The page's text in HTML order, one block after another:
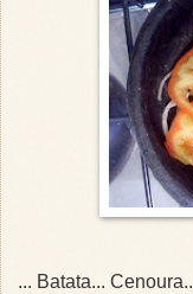
... Batata...